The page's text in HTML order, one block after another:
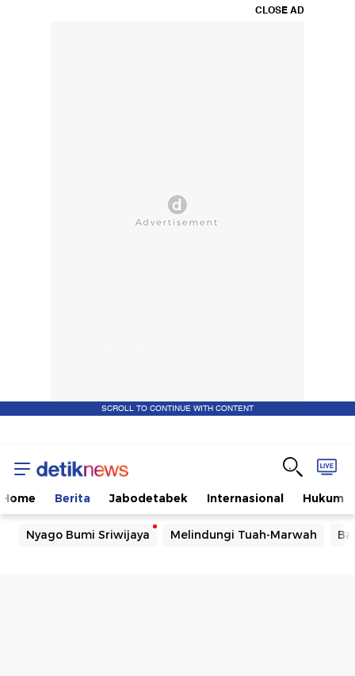
CLOSE AD
SCROLL TO CONTINUE WITH CONTENT
Home Berita Jabodetabek Internasional Hukum
Nyago Bumi Sriwijaya Melindungi Tuah-Marwah